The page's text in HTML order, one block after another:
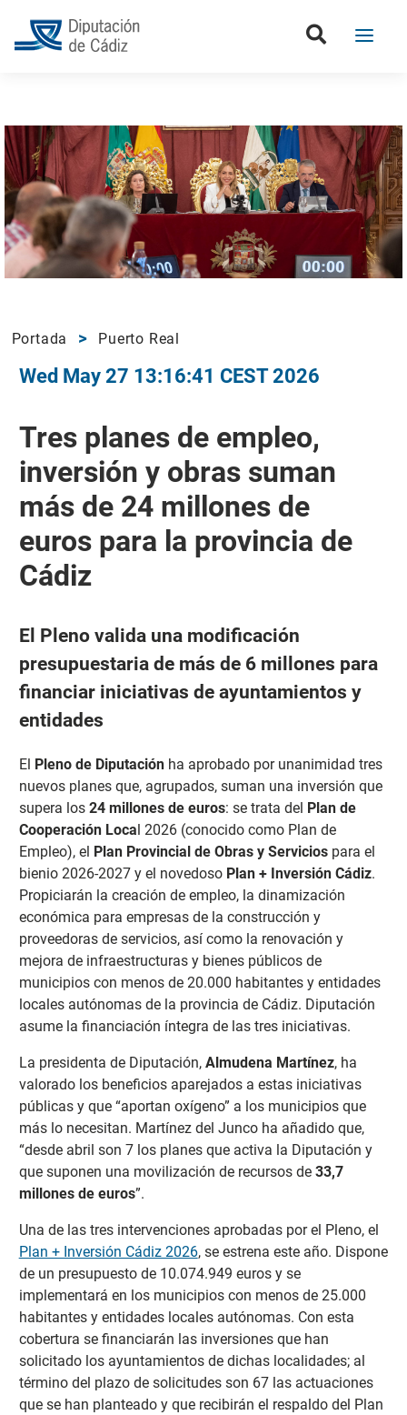
Portada Puerto Real
Wed May 27 13:16:41 CEST 2026
Tres planes de empleo,
inversión y obras suman
más de 24 millones de
euros para la provincia de
Cádiz
El Pleno valida una modificación
presupuestaria de más de 6 millones para
financiar iniciativas de ayuntamientos y
entidades
El Pleno de Diputaciónha aprobado por unanimidad tres
nuevos planes que, agrupados, suman una inversión que
supera los 24 millones de euros: se trata del Plan de
Cooperación Local 2026 (conocido como Plan de
Empleo), el Plan Provincial de Obras y Servicios para el
bienio 2026-2027 y el novedoso Plan + Inversión Cádiz.
Propiciarán la creación de empleo, la dinamización
económica para empresas de la construcción y
proveedoras de servicios, así como la renovación y
mejora de infraestructuras y bienes públicos de
municipios con menos de 20.000 habitantes y entidades
locales autónomas de la provincia de Cádiz. Diputación
asume la financiación íntegra de las tres iniciativas.
La presidenta de Diputación, Almudena Martínez, ha
valorado los beneficios aparejados a estas iniciativas
públicas y que “aportan oxígeno” a los municipios que
más lo necesitan. Martínez del Junco ha añadido que,
“desde abril son 7 los planes que activa la Diputación y
que suponen una movilización de recursos de 33,7
millones de euros”.
Una de las tres intervenciones aprobadas por el Pleno, el
Plan + Inversión Cádiz 2026, se estrena este año. Dispone
de un presupuesto de 10.074.949 euros y se
implementará en los municipios con menos de 25.000
habitantes y entidades locales autónomas. Con esta
cobertura se financiarán las inversiones que han
solicitado los ayuntamientos de dichas localidades; al
término del plazo de solicitudes son 67 las actuaciones
que se han planteado y que recibirán el respaldo del Plan